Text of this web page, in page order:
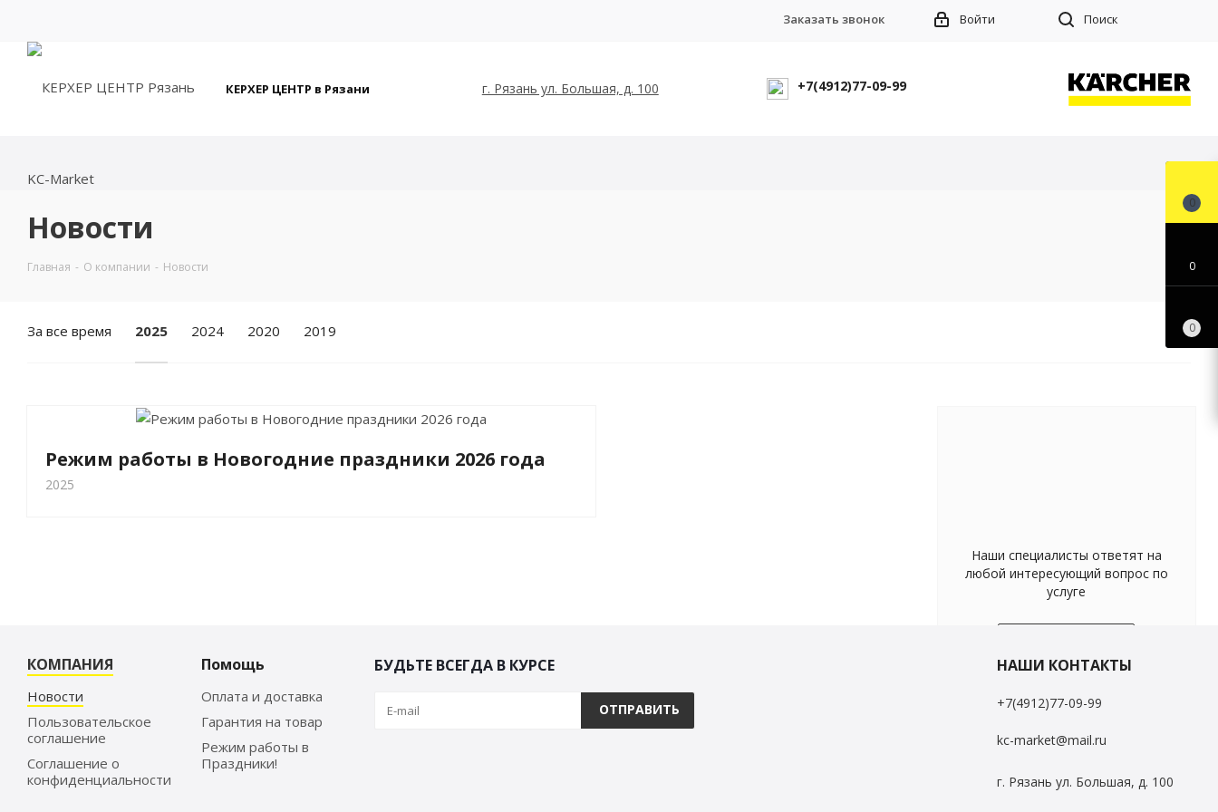
Поиск
Заказать звонок Войти
КЕРХЕР ЦЕНТР в Рязани г. Рязань ул. Большая, д. 100 +7(4912)77-09-99
Новости
Главная - О компании - Новости
За все время 2025 2024 2020 2019
Режим работы в Новогодние праздники 2026 года
2025
Наши специалисты ответят на
любой интересующий вопрос по
услуге
КОМПАНИЯ
Новости
Пользовательское
соглашение
Соглашение о
конфиденциальности
Помощь
Оплата и доставка
Гарантия на товар
Режим работы в
Праздники!
БУДЬТЕ ВСЕГДА В КУРСЕ НАШИ КОНТАКТЫ
+7(4912)77-09-99
kc-market@mail.ru
г. Рязань ул. Большая, д. 100
0
0
0